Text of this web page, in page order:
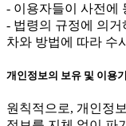
- 이용자들이 사전에
- 법령의 규정에 의
차와 방법에 따라 수
개인정보의 보유 및 이용
원칙적으로, 개인정